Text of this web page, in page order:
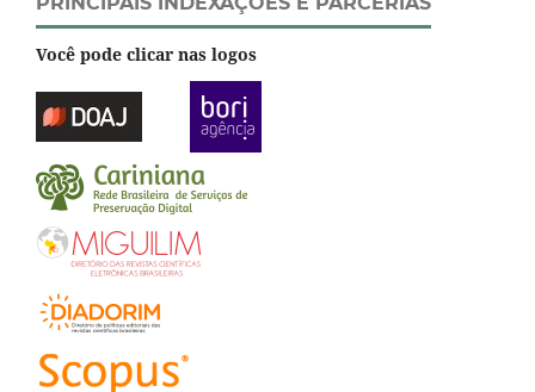
Você pode clicar nas logos